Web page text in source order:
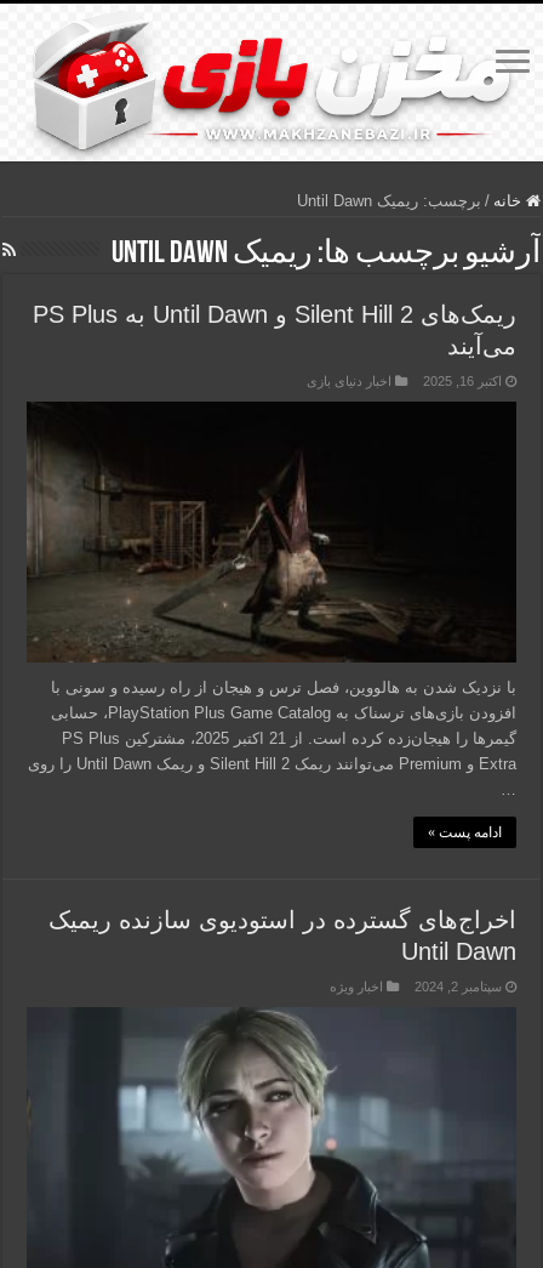
خانه / برچسب:ریمیک Until Dawn
آرشیو برچسب ها: ریمیک Until Dawn
ریمک‌های Silent Hill 2 و Until Dawn به PS Plus
می‌آیند
اکتبر 16, 2025 اخبار دنیای بازی
با نزدیک شدن به هالووین، فصل ترس و هیجان از راه رسیده و سونی با
افزودن بازی‌های ترسناک به PlayStation Plus Game Catalog، حسابی
گیمرها را هیجان‌زده کرده است. از 21 اکتبر 2025، مشترکین PS Plus
Extra و Premium می‌توانند ریمک Silent Hill 2 و ریمک Until Dawn را روی
…
ادامه پست »
اخراج‌های گسترده در استودیوی سازنده ریمیک
Until Dawn
سپتامبر 2, 2024 اخبار ویژه